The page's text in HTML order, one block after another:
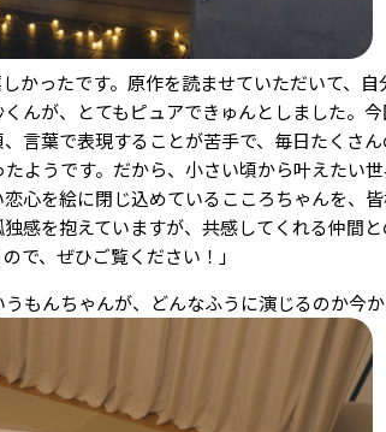
かったです。原作を読ませていただいて、
んが、とてもピュアできゅんとしました。
言葉で表現することが苦手で、毎日たくさ
ようです。だから、小さい頃から叶えたい
心を絵に閉じ込めているこころちゃんを、
感を抱えていますが、共感してくれる仲間
で、ぜひご覧ください！」
もんちゃんが、どんなふうに演じるのか今